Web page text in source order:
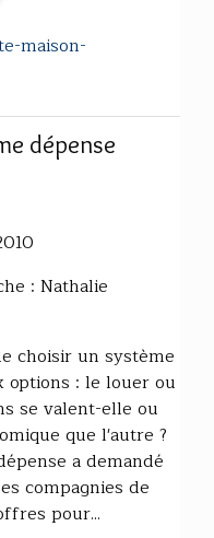
maison-
dépense
: Nathalie
choisir un système
options : le louer ou
se valent-elle ou
que l'autre ?
a demandé
compagnies de
pour...